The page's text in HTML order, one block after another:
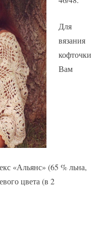
Для
вязания
кофточки
Вам
«Альянс» (65 % льна,
цвета (в 2